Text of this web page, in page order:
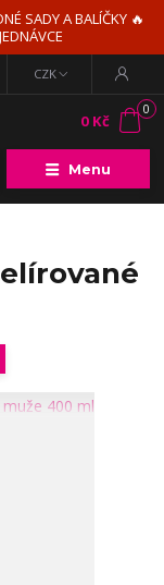
SADY A BALÍČKY 🔥
Menu
CZK
0
0 Kč